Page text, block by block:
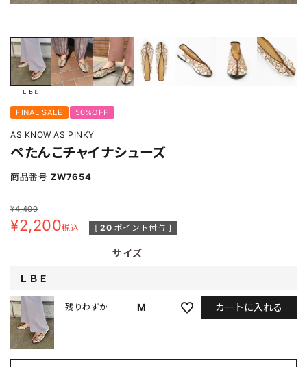
ＬＢＥ
FINAL SALE 50%OFF
AS KNOW AS PINKY
ぺたんこチャイナシューズ
商品番号 ZW7654
¥4,400
¥2,200税込 [ 20 ポイント付与 ]
サイズ
ＬＢＥ
M
残りわずか カートに入れる